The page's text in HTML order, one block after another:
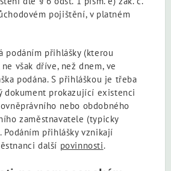
pojištění, v platném
podáním přihlášky (kterou
ne však dříve, než dnem, ve
podána. S přihláškou je třeba
dokument prokazující existenci
nebo obdobného
zaměstnavatele (typicky
Podáním přihlášky vznikají
další povinnosti.